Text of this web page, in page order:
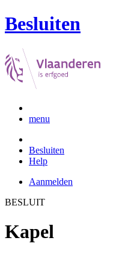
Besluiten
menu
Besluiten
Help
Aanmelden
BESLUIT
Kapel